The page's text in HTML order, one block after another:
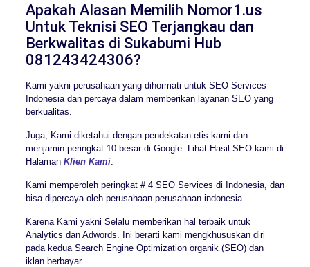
Apakah Alasan Memilih Nomor1.us
Untuk Teknisi SEO Terjangkau dan
Berkwalitas di Sukabumi Hub
081243424306?
Kami yakni perusahaan yang dihormati untuk SEO Services
Indonesia dan percaya dalam memberikan layanan SEO yang
berkualitas.
Juga, Kami diketahui dengan pendekatan etis kami dan
menjamin peringkat 10 besar di Google. Lihat Hasil SEO kami di
Halaman Klien Kami.
Kami memperoleh peringkat # 4 SEO Services di Indonesia, dan
bisa dipercaya oleh perusahaan-perusahaan indonesia.
Karena Kami yakni Selalu memberikan hal terbaik untuk
Analytics dan Adwords. Ini berarti kami mengkhususkan diri
pada kedua Search Engine Optimization organik (SEO) dan
iklan berbayar.